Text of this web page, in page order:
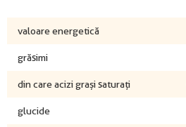
valoare energetică
grăsimi
din care acizi grași saturați
glucide